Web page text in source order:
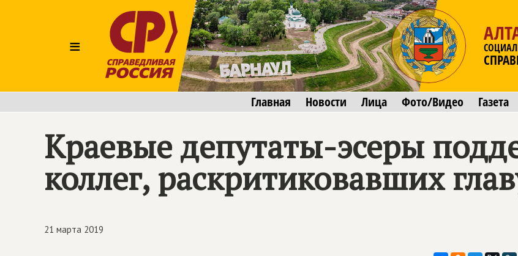
≡
Главная Новости Лица Фото/Видео Газета
Краевые депутаты-эсеры
коллег, раскритиковавших
21 марта 2019